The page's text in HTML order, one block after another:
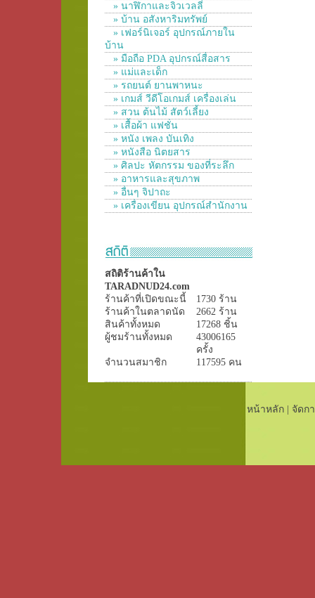
» นาฬิกาและจิวเวลลี่
» บ้าน อสังหาริมทรัพย์
» เฟอร์นิเจอร์ อุปกรณ์ภายใน
บ้าน
» มือถือ PDA อุปกรณ์สื่อสาร
» แม่และเด็ก
» รถยนต์ ยานพาหนะ
» เกมส์ วีดีโอเกมส์ เครื่องเล่น
» สวน ต้นไม้ สัตว์เลี้ยง
» เสื้อผ้า แฟชั่น
» หนัง เพลง บันเทิง
» หนังสือ นิตยสาร
» ศิลปะ หัตกรรม ของที่ระลึก
» อาหารและสุขภาพ
» อื่นๆ จิปาถะ
» เครื่องเขียน อุปกรณ์สำนักงาน
สถิติร้านค้าใน
TARADNUD24.com
ร้านค้าที่เปิดขณะนี้
1730 ร้าน
ร้านค้าในตลาดนัด
2662 ร้าน
สินค้าทั้งหมด
17268 ชิ้น
ผู้ชมร้านทั้งหมด
43006165
ครั้ง
จำนวนสมาชิก
117595 คน
หน้าหลัก| จัดก